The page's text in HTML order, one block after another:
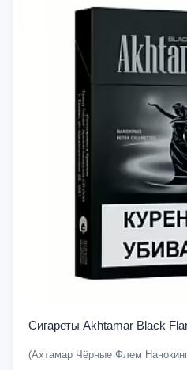
Сигареты Akhtamar Black
(Ахтамар Чёрные Флем